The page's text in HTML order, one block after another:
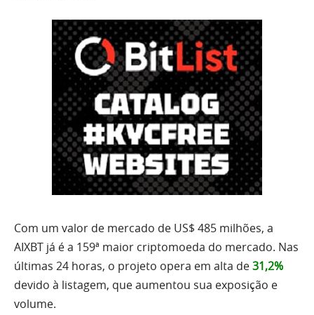
Com um valor de mercado de US$ 485 milhões, a
AIXBT já é a 159ª maior criptomoeda do mercado. Nas
últimas 24 horas, o projeto opera em alta de31,2%
devido à listagem, que aumentou sua exposição e
volume.